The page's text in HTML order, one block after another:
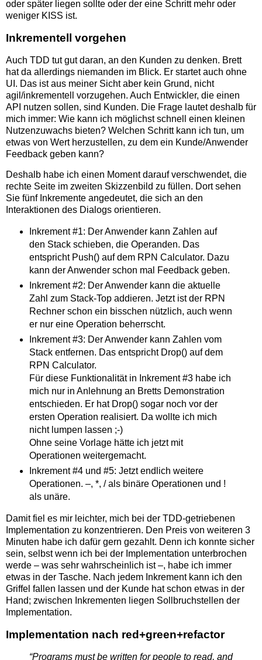
oder später liegen sollte oder der eine Schritt mehr oder
weniger KISS ist.
Inkrementell vorgehen
Auch TDD tut gut daran, an den Kunden zu denken. Brett
hat da allerdings niemanden im Blick. Er startet auch ohne
UI. Das ist aus meiner Sicht aber kein Grund, nicht
agil/inkrementell vorzugehen. Auch Entwickler, die einen
API nutzen sollen, sind Kunden. Die Frage lautet deshalb für
mich immer: Wie kann ich möglichst schnell einen kleinen
Nutzenzuwachs bieten? Welchen Schritt kann ich tun, um
etwas von Wert herzustellen, zu dem ein Kunde/Anwender
Feedback geben kann?
Deshalb habe ich einen Moment darauf verschwendet, die
rechte Seite im zweiten Skizzenbild zu füllen. Dort sehen
Sie fünf Inkremente angedeutet, die sich an den
Interaktionen des Dialogs orientieren.
Inkrement #1: Der Anwender kann Zahlen auf
den Stack schieben, die Operanden. Das
entspricht Push() auf dem RPN Calculator. Dazu
kann der Anwender schon mal Feedback geben.
Inkrement #2: Der Anwender kann die aktuelle
Zahl zum Stack-Top addieren. Jetzt ist der RPN
Rechner schon ein bisschen nützlich, auch wenn
er nur eine Operation beherrscht.
Inkrement #3: Der Anwender kann Zahlen vom
Stack entfernen. Das entspricht Drop() auf dem
RPN Calculator.
Für diese Funktionalität in Inkrement #3 habe ich
mich nur in Anlehnung an Bretts Demonstration
entschieden. Er hat Drop() sogar noch vor der
ersten Operation realisiert. Da wollte ich mich
nicht lumpen lassen ;-)
Ohne seine Vorlage hätte ich jetzt mit
Operationen weitergemacht.
Inkrement #4 und #5: Jetzt endlich weitere
Operationen. –, *, / als binäre Operationen und !
als unäre.
Damit fiel es mir leichter, mich bei der TDD-getriebenen
Implementation zu konzentrieren. Den Preis von weiteren 3
Minuten habe ich dafür gern gezahlt. Denn ich konnte sicher
sein, selbst wenn ich bei der Implementation unterbrochen
werde – was sehr wahrscheinlich ist –, habe ich immer
etwas in der Tasche. Nach jedem Inkrement kann ich den
Griffel fallen lassen und der Kunde hat schon etwas in der
Hand; zwischen Inkrementen liegen Sollbruchstellen der
Implementation.
Implementation nach red+green+refactor
“Programs must be written for people to read, and